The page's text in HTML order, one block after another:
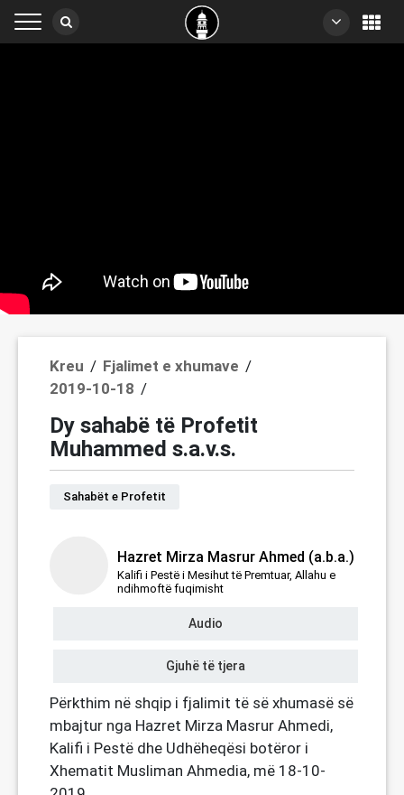
Kreu / Fjalimet e xhumave /
2019-10-18 /
Dy sahabë të Profetit
Muhammed s.a.v.s.
Sahabët e Profetit
Hazret Mirza Masrur Ahmed (a.b.a.)
Kalifi i Pestë i Mesihut të Premtuar, Allahu e
ndihmoftë fuqimisht
Audio
Gjuhë të tjera
Përkthim në shqip i fjalimit të së xhumasë së
mbajtur nga Hazret Mirza Masrur Ahmedi,
Kalifi i Pestë dhe Udhëheqësi botëror i
Xhematit Musliman Ahmedia, më 18-10-